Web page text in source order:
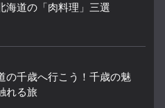
海道の「肉料理」三選
の千歳へ行こう！千歳の魅
れる旅